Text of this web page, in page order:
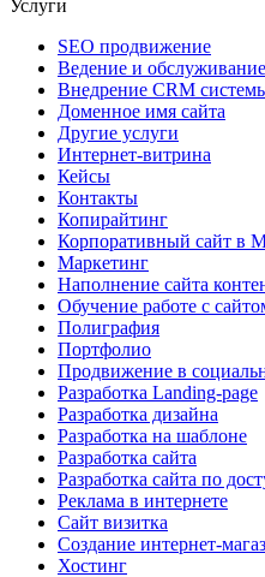
Услуги
SEO продвижение
Ведение и
Внедрение CRM
Доменное имя сайта
Другие услуги
Интернет-витрина
Кейсы
Контакты
Копирайтинг
Корпоративный сайт в
Маркетинг
Наполнение сайта
Обучение работе с
Полиграфия
Портфолио
Продвижение в
Разработка Landing-page
Разработка дизайна
Разработка на шаблоне
Разработка сайта
Разработка сайта по
Реклама в интернете
Сайт визитка
Создание интернет-
Хостинг